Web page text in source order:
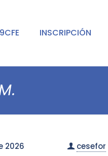
INSCRIPCIÓN
2026 cesefor